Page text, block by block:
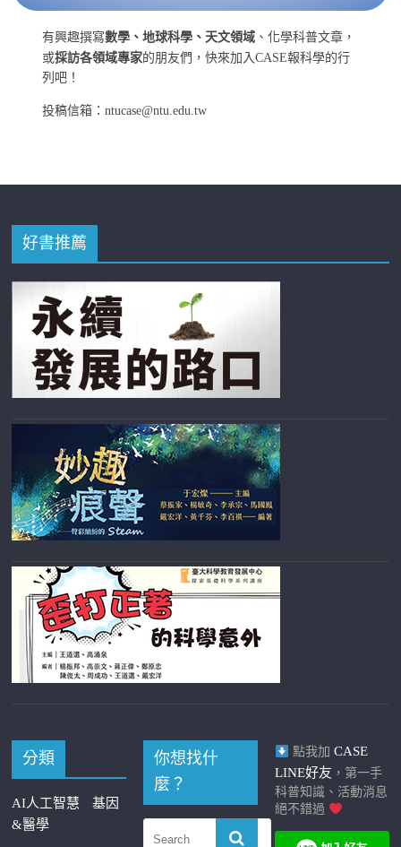
有興趣撰寫數學、地球科學、天文領域 、化學科普文章，
或採訪各領域專家的朋友們，快來加入CASE報科學的行
列吧！
投稿信箱：ntucase@ntu.edu.tw
好書推薦
分類
AI人工智慧
基因
&醫學
你想找什
麼？
點我加 CASE
LINE好友 ，第一手
科普知識、活動消息
絕不錯過